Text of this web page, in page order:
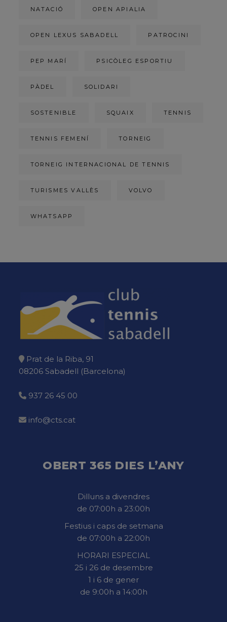
NATACIÓ OPEN APIALIA
OPEN LEXUS SABADELL PATROCINI
PEP MARÍ PSICÒLEG ESPORTIU
PÀDEL SOLIDARI
SOSTENIBLE SQUAIX TENNIS
TENNIS FEMENÍ TORNEIG
TORNEIG INTERNACIONAL DE TENNIS
TURISMES VALLÈS VOLVO
WHATSAPP
Prat de la Riba, 91
08206 Sabadell (Barcelona)
937 26 45 00
info@cts.cat
OBERT 365 DIES L’ANY
Dilluns a divendres
de 07:00h a 23:00h
Festius i caps de setmana
de 07:00h a 22:00h
HORARI ESPECIAL
25 i 26 de desembre
1 i 6 de gener
de 9:00h a 14:00h